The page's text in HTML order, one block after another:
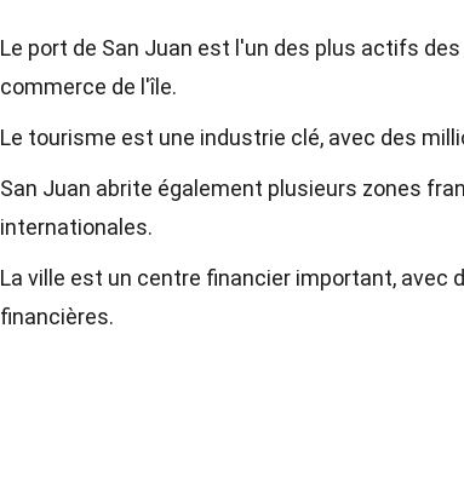
Le port de San Juan est l'un des plus actifs
commerce de l'île.
Le tourisme est une industrie clé, avec des
San Juan abrite également plusieurs zones
internationales.
La ville est un centre financier important,
financières.